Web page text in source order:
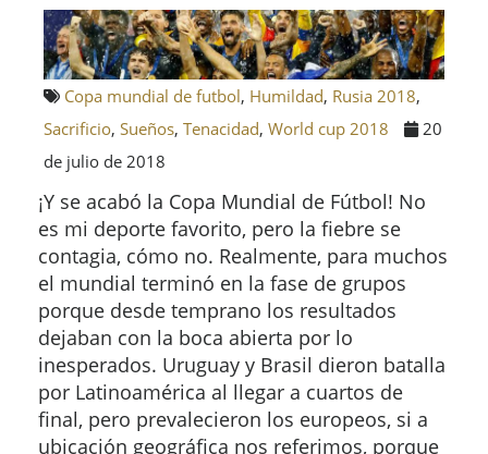
Copa mundial de futbol, Humildad, Rusia 2018,
Sacrificio, Sueños, Tenacidad, World cup 2018
20
de julio de 2018
¡Y se acabó la Copa Mundial de Fútbol! No
es mi deporte favorito, pero la fiebre se
contagia, cómo no. Realmente, para muchos
el mundial terminó en la fase de grupos
porque desde temprano los resultados
dejaban con la boca abierta por lo
inesperados. Uruguay y Brasil dieron batalla
por Latinoamérica al llegar a cuartos de
final, pero prevalecieron los europeos, si a
ubicación geográfica nos referimos, porque